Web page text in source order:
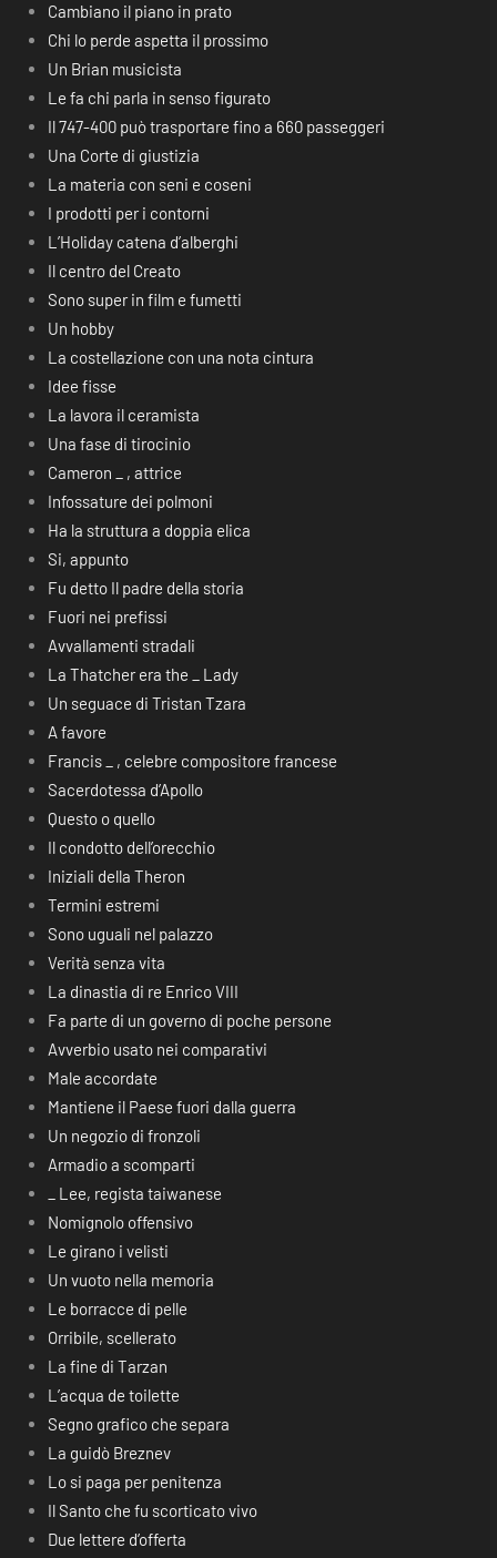
Cambiano il piano in prato
Chi lo perde aspetta il prossimo
Un Brian musicista
Le fa chi parla in senso figurato
Il 747-400 può trasportare fino a 660 passeggeri
Una Corte di giustizia
La materia con seni e coseni
I prodotti per i contorni
L’Holiday catena d’alberghi
Il centro del Creato
Sono super in film e fumetti
Un hobby
La costellazione con una nota cintura
Idee fisse
La lavora il ceramista
Una fase di tirocinio
Cameron _ , attrice
Infossature dei polmoni
Ha la struttura a doppia elica
Si, appunto
Fu detto Il padre della storia
Fuori nei prefissi
Avvallamenti stradali
La Thatcher era the _ Lady
Un seguace di Tristan Tzara
A favore
Francis _ , celebre compositore francese
Sacerdotessa d’Apollo
Questo o quello
Il condotto dell’orecchio
Iniziali della Theron
Termini estremi
Sono uguali nel palazzo
Verità senza vita
La dinastia di re Enrico VIII
Fa parte di un governo di poche persone
Avverbio usato nei comparativi
Male accordate
Mantiene il Paese fuori dalla guerra
Un negozio di fronzoli
Armadio a scomparti
_ Lee, regista taiwanese
Nomignolo offensivo
Le girano i velisti
Un vuoto nella memoria
Le borracce di pelle
Orribile, scellerato
La fine di Tarzan
L’acqua de toilette
Segno grafico che separa
La guidò Breznev
Lo si paga per penitenza
Il Santo che fu scorticato vivo
Due lettere d’offerta